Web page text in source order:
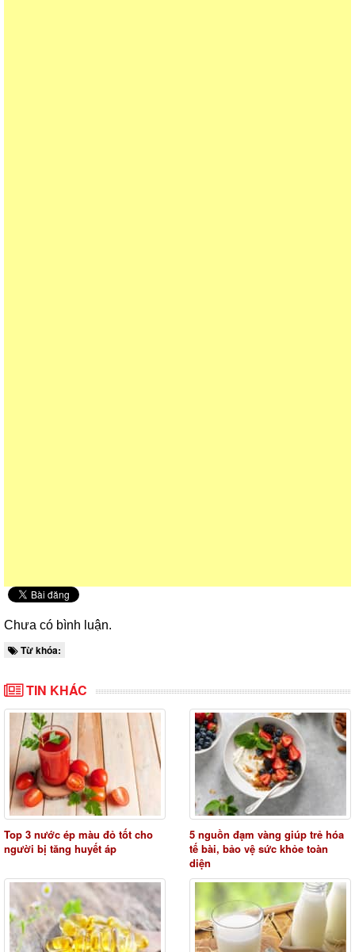
Chưa có bình luận.
Từ khóa:
TIN KHÁC
Top 3 nước ép màu đỏ tốt cho
người bị tăng huyết áp
5 nguồn đạm vàng giúp trẻ hóa
tế bài, bảo vệ sức khỏe toàn
diện